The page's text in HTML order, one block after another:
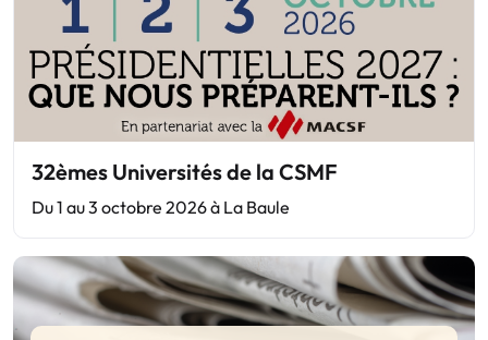
32èmes Universités de la CSMF
Du 1 au 3 octobre 2026 à La Baule